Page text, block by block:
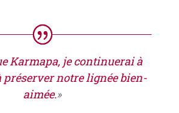
Karmapa, je continuerai à
préserver notre lignée bien-
aimée.»